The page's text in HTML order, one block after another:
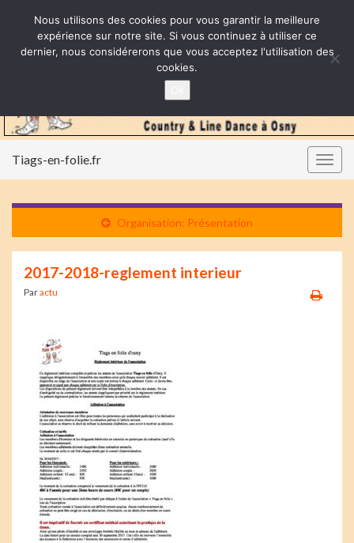
Tiags-en-folie.fr
Organisation: Présentation
2017-2018-reglement interieur
Paractu
Nous utilisons des cookies pour vous garantir la meilleure
expérience sur notre site. Si vous continuez à utiliser ce
dernier, nous considérerons que vous acceptez l'utilisation des
cookies.